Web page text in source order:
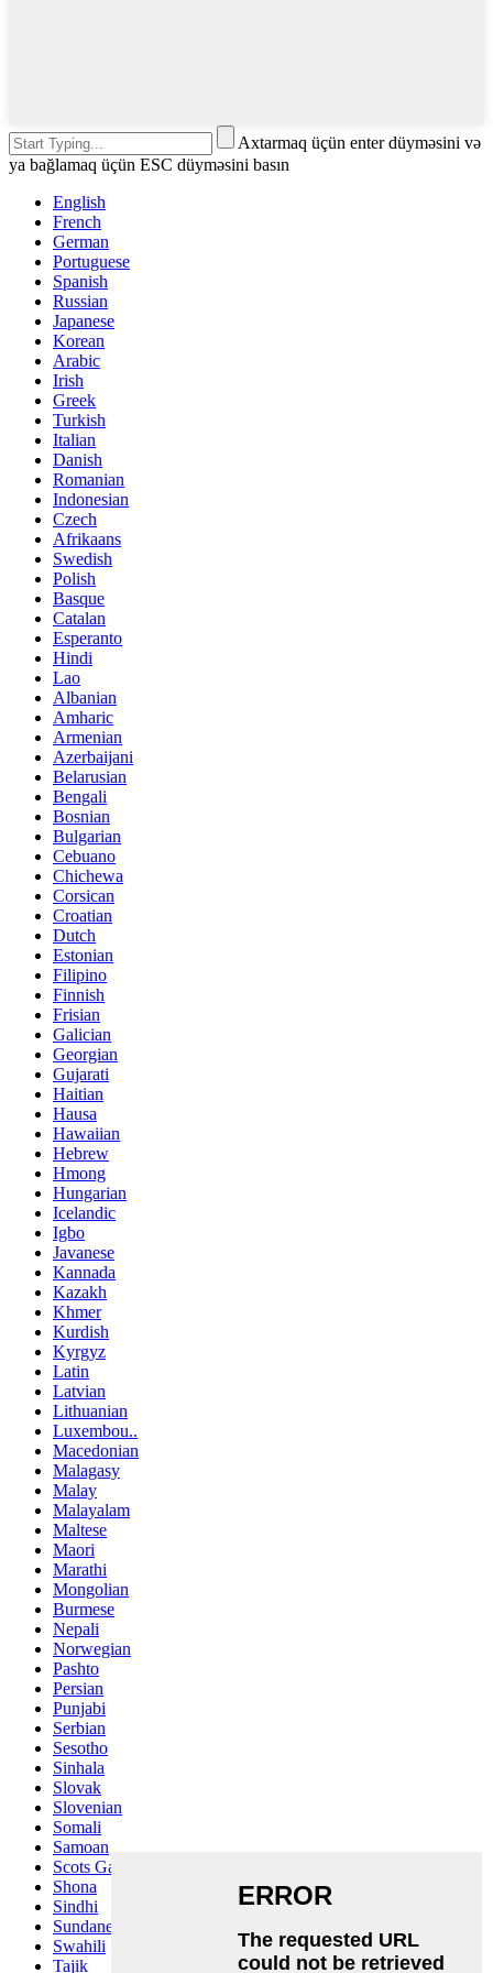
Axtarmaq üçün enter düyməsini və
ya bağlamaq üçün ESC düyməsini basın
English
French
German
Portuguese
Spanish
Russian
Japanese
Korean
Arabic
Irish
Greek
Turkish
Italian
Danish
Romanian
Indonesian
Czech
Afrikaans
Swedish
Polish
Basque
Catalan
Esperanto
Hindi
Lao
Albanian
Amharic
Armenian
Azerbaijani
Belarusian
Bengali
Bosnian
Bulgarian
Cebuano
Chichewa
Corsican
Croatian
Dutch
Estonian
Filipino
Finnish
Frisian
Galician
Georgian
Gujarati
Haitian
Hausa
Hawaiian
Hebrew
Hmong
Hungarian
Icelandic
Igbo
Javanese
Kannada
Kazakh
Khmer
Kurdish
Kyrgyz
Latin
Latvian
Lithuanian
Luxembou..
Macedonian
Malagasy
Malay
Malayalam
Maltese
Maori
Marathi
Mongolian
Burmese
Nepali
Norwegian
Pashto
Persian
Punjabi
Serbian
Sesotho
Sinhala
Slovak
Slovenian
Somali
Samoan
Scots Gaelic
Shona
Sindhi
Sundanese
Swahili
Tajik